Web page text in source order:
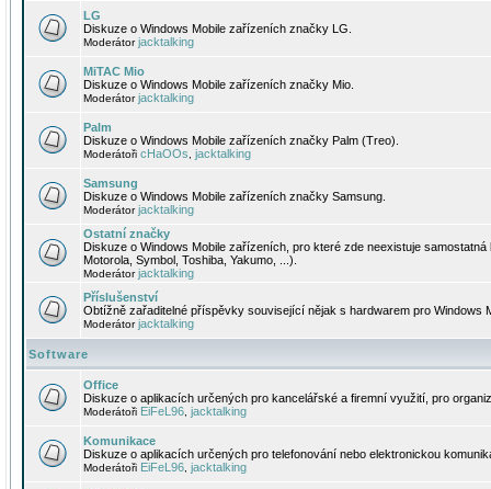
LG
Diskuze o Windows Mobile zařízeních značky LG.
Moderátorjacktalking
MiTAC Mio
Diskuze o Windows Mobile zařízeních značky Mio.
Moderátorjacktalking
Palm
Diskuze o Windows Mobile zařízeních značky Palm (Treo).
Moderátoři cHaOOs jacktalking
Samsung
Diskuze o Windows Mobile zařízeních značky Samsung.
Moderátorjacktalking
Ostatní značky
Diskuze o Windows Mobile zařízeních, pro které zde neexistuje
Motorola, Symbol, Toshiba, Yakumo, ...).
Moderátorjacktalking
Příslušenství
Obtížně zařaditelné příspěvky související nějak s hardwarem pro Windows
Moderátorjacktalking
Software
Office
Diskuze o aplikacích určených pro kancelářské a firemní využití, pro
Moderátoři EiFeL96 jacktalking
Komunikace
Diskuze o aplikacích určených pro telefonování nebo elektronickou
Moderátoři EiFeL96 jacktalking